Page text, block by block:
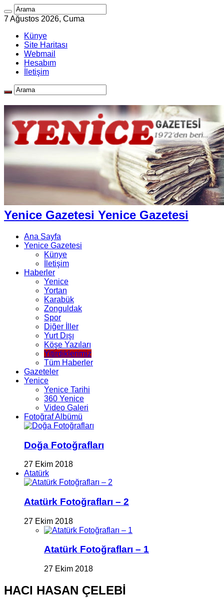
7 Ağustos 2026, Cuma
Künye
Site Haritası
Webmail
Hesabım
İletişim
Yenice Gazetesi Yenice Gazetesi
Ana Sayfa
Yenice Gazetesi
Künye
İletişim
Haberler
Yenice
Yortan
Karabük
Zonguldak
Spor
Diğer İller
Yurt Dışı
Köşe Yazıları
Yitirdiklerimiz
Tüm Haberler
Gazeteler
Yenice
Yenice Tarihi
360 Yenice
Video Galeri
Fotoğraf Albümü
Doğa Fotoğrafları
27 Ekim 2018
Atatürk
Atatürk Fotoğrafları – 2
27 Ekim 2018
Atatürk Fotoğrafları – 1
27 Ekim 2018
HACI HASAN ÇELEBİ